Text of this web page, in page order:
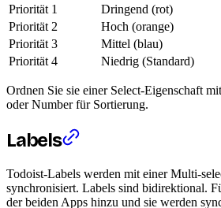
Priorität 1
Dringend (rot)
Priorität 2
Hoch (orange)
Priorität 3
Mittel (blau)
Priorität 4
Niedrig (Standard)
Ordnen Sie sie einer Select-Eigenschaft
oder Number für Sortierung.
Labels
Todoist-Labels werden mit einer Multi-
synchronisiert. Labels sind bidirektional.
der beiden Apps hinzu und sie werden